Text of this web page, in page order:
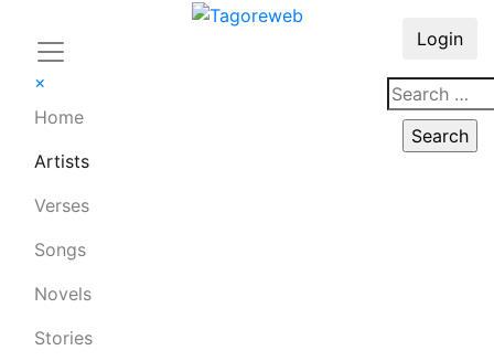
×
Home
Artists
Verses
Songs
Novels
Stories
Login